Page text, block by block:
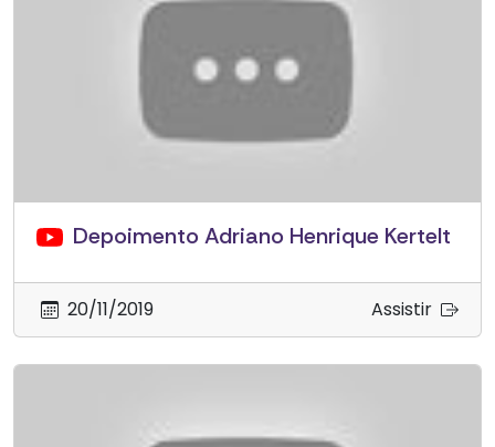
Depoimento Adriano Henrique Kertelt
20/11/2019 Assistir